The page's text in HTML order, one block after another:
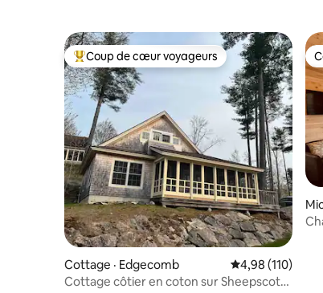
Coup de cœur voyageurs parmi les plus aimés
Coup de cœur voyageurs
Cottage · Edgecomb Note moyenne
4,98 (110)
Cottage côtier en coton sur Sheepscot